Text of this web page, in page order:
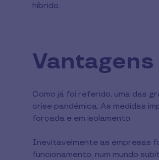
híbrido.
Como já foi referido, uma das
crise pandémica. As medidas
forçada e em isolamento.
Inevitavelmente as empresas
funcionamento, num mundo